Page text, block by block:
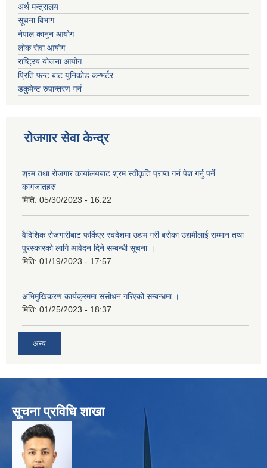
अर्थ मन्त्रालय
सूचना बिभाग
नेपाल कानुन आयोग
लोक सेवा आयोग
राष्ट्रिय योजना आयोग
प्रिति फन्ट बाट युनिकोड कन्भर्टर
डकुमेन्ट रुपान्तरण गर्न
रोजगार सेवा केन्द्र
श्रम तथा रोजगार कार्यालयबाट श्रम स्वीकृति प्राप्त गर्न पेश गर्नु पर्ने
कागजातहरु
मिति: 05/30/2023 - 16:22
वैदिशिक रोजगारीबाट फर्किएर स्वदेशमा उद्यम गरी बसेका उद्यमीलाई सम्मान तथा
पुरस्कारको लागि आवेदन दिने सम्बन्धी सूचना ।
मिति: 01/19/2023 - 17:57
अभिमुखिकरण कार्यक्रममा संसोधन गरिएको सम्बन्धमा ।
मिति: 01/25/2023 - 18:37
अन्य
सूचना प्रविधि शाखा